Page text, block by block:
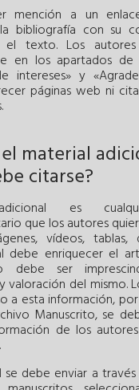
mención a un
bibliografía con su
el texto. Los
en los apartados de
intereses» y
páginas web ni
material
citarse?
es
que los autores
vídeos, tablas,
debe enriquecer el
debe ser
valoración del mismo.
a esta información,
Manuscrito, se
de los
se debe enviar a